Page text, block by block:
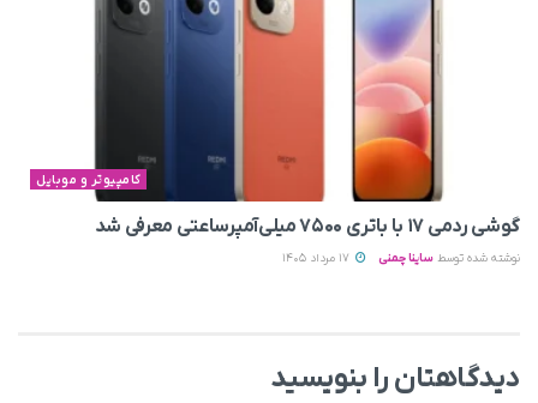
کامپیوتر و موبایل
گوشی ردمی ۱۷ با باتری ۷۵۰۰ میلی‌آمپرساعتی معرفی شد
نوشته شده توسط ساینا چمنی
دیدگاهتان را بنویسید